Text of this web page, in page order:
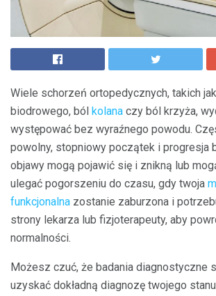
Wiele schorzeń ortopedycznych, takich
biodrowego, ból kolana czy ból krzyża,
występować bez wyraźnego powodu.
powolny, stopniowy początek i progresja
objawy mogą pojawić się i znikną lub
ulegać pogorszeniu do czasu, gdy twoja
funkcjonalna zostanie zaburzona i
strony lekarza lub fizjoterapeuty, aby
normalności.
Możesz czuć, że badania diagnostyczne
uzyskać dokładną diagnozę twojego